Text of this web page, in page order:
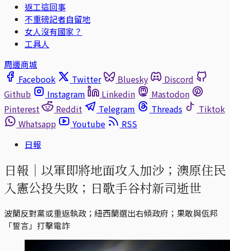
返工這回事
不重磅記者自留地
女人沒有國家？
工具人
周邊商城
Facebook
Twitter Bluesky
Discord
Github
Instagram Linkedin
Mastodon
Pinterest
Reddit Telegram Threads
Tiktok
Whatsapp
Youtube
RSS
日報
日報｜以軍即將地面攻入加沙；澳原住民
入憲公投失敗；日歌手谷村新司逝世
波蘭反對黨或重返執政；紐西蘭選出右傾政府；果敢與佤邦
「誓言」打擊電詐